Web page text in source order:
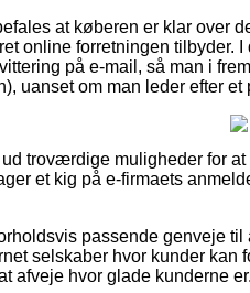
at køberen er klar over
online forretningen tilbyder.
på e-mail, så man i
uanset om man leder efter
troværdige muligheder for
et kig på e-firmaets
passende genveje
selskaber hvor kunder
afveje hvor glade kunderne er.